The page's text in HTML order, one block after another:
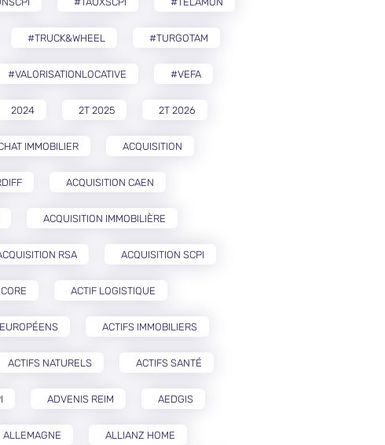
#TRUCK&WHEEL #TURGOTAM
#VALORISATIONLOCATIVE #VEFA
2024 2T 2025 2T 2026
IMMOBILIER ACQUISITION
ACQUISITION CAEN
ACQUISITION IMMOBILIÈRE
RSA ACQUISITION SCPI
ACTIF LOGISTIQUE
ACTIFS IMMOBILIERS
ACTIFS NATURELS ACTIFS SANTÉ
ADVENIS REIM AEDGIS
ALLEMAGNE ALLIANZ HOME